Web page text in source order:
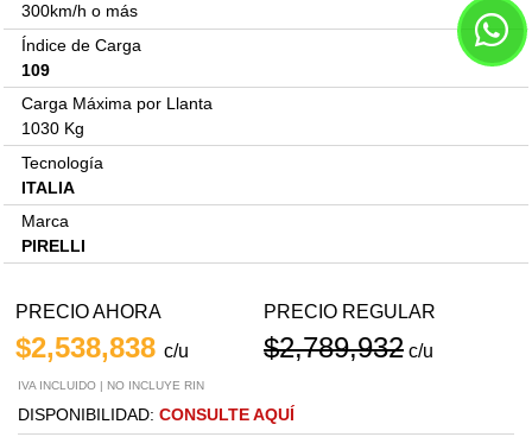
300km/h o más
Índice de Carga
109
Carga Máxima por Llanta
1030 Kg
Tecnología
ITALIA
Marca
PIRELLI
PRECIO AHORA
$2,538,838 c/u
PRECIO REGULAR
$2,789,932 c/u
IVA INCLUIDO | NO INCLUYE RIN
DISPONIBILIDAD: CONSULTE AQUÍ